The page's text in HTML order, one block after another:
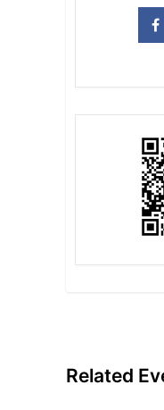
Related